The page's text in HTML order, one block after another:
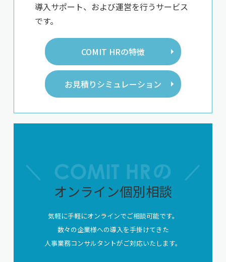
導入サポート、および運営を行うサービス
です。
COMIT HRの特徴
お見積りシミュレーション
オンライン個別相談
気軽に手軽にオンラインでご相談可能です。
数々の企業様への導入を手掛けてきた
人事業務コンサルタントがご対応いたします。